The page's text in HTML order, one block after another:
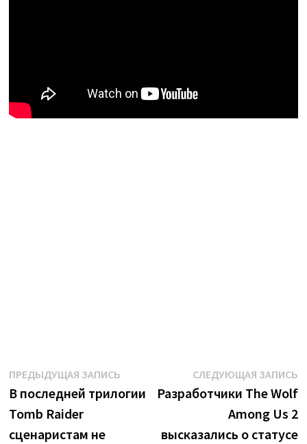
Навигация
по
записям
ПРЕДЫДУЩАЯ ЗАПИСЬПредыдущая
запись:
В последней трилогии
Tomb Raider
сценаристам не
СЛЕДУЮЩАЯ ЗАПИСЬ
Разработчики The Wolf
Among Us 2
высказались о статусе